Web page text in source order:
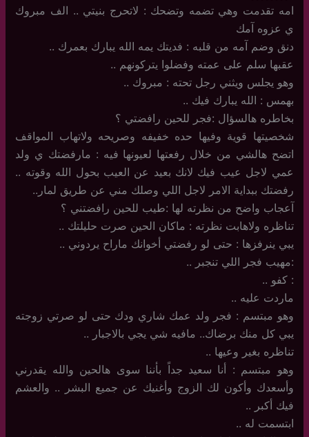
امه تقدمت وهي تضمه وتضحك : لاتحرج بنيتي .. الف مبروك
ي عزوه آمك
دنق وضم آمه من قلبه : فديتك يمه الله يبارك بعمرك ..
عقبها سلم على عمته وفضلوا يتركونهم ..
وهو يجلس ويثني رجل تحته : مبروك ..
بهمس : الله يبارك فيك ..
بخاطره هالسؤال :فجر للحين رافضتي ؟
شخصيتها قوية وفيها حده خفيفه وصريحه ولاتهاب المواقف
اتضح هالشي من خلال رفعتها لعيونها فيه : مارفضتك ي ولد
عمي لاجل عيب فيك لانك بعيد عن العيب بحول الله وقوته ..
رفضتك ببداية الامر لاجل اللي وصلك مني عن طريق لمار..
آعجاب واضح من نظرته لها :طيب للحين رافضتني ؟
تناظره ولاهابت نظرته : ماكان الحين صرت حليلتك ..
يبي ينرفزها : حتى لو رفضتي أخوانك ماراح يردوني ..
:مهيب فجر اللي تنجبر ..
: كفو ..
ماردت عليه ..
وهو مبتسم : فجر ولد عمك شاري ودك حتى لو صرتي زوجته
يبي كل منك برضاك.. مافيه شي يجي بالاجبار ..
تناظره بغير وعيها ..
وهو مبتسم : أنا سعيد جداً بأننا سوى هالحين والله يقدرني
وأسعدك وأكون لك الزوج وأغنيك عن جميع البشر .. والعشم
فيك أكبر ..
ابتسمت له ..